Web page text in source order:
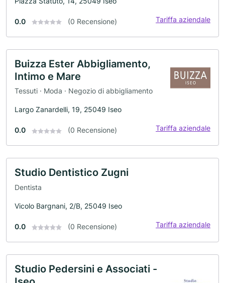
0.0 (0 Recensione) Tariffa aziendale
Buizza Ester Abbigliamento,
Intimo e Mare
Tessuti · Moda · Negozio di abbigliamento
Largo Zanardelli, 19, 25049 Iseo
0.0 (0 Recensione) Tariffa aziendale
Studio Dentistico Zugni
Dentista
Vicolo Bargnani, 2/B, 25049 Iseo
0.0 (0 Recensione) Tariffa aziendale
Studio Pedersini e Associati -